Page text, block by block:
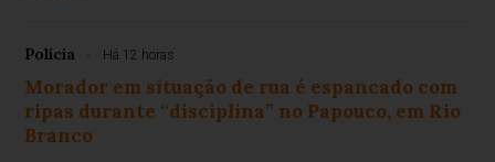
Polícia Há 12 horas
Morador em situação de rua é espancado com
ripas durante “disciplina” no Papouco, em Rio
Branco